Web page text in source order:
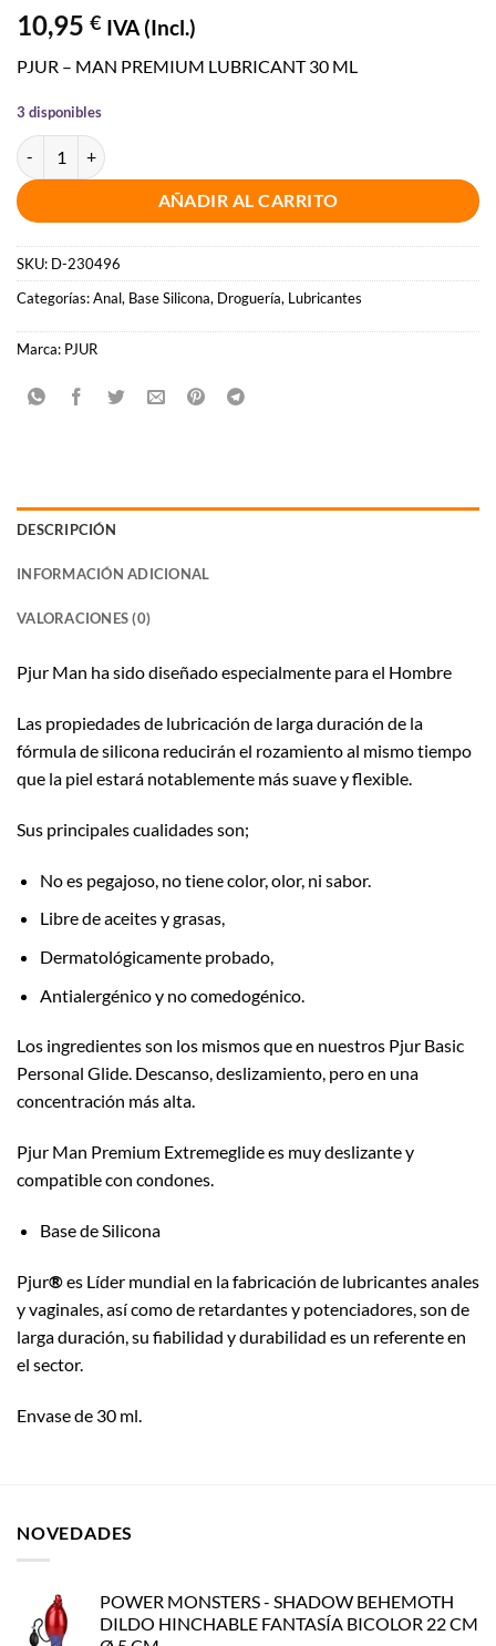
10,95 € IVA (Incl.)
PJUR – MAN PREMIUM LUBRICANT 30 ML
3 disponibles
PJUR - MAN PREMIUM LUBRICANTE 30 ML cantidad
AÑADIR AL CARRITO
SKU: D-230496
Categorías:Anal, Base Silicona, Droguería, Lubricantes
Marca: PJUR
DESCRIPCIÓN
INFORMACIÓN ADICIONAL
VALORACIONES (0)
Pjur Man ha sido diseñado especialmente para el Hombre
Las propiedades de lubricación de larga duración de la
fórmula de silicona reducirán el rozamiento al mismo tiempo
que la piel estará notablemente más suave y flexible.
Sus principales cualidades son;
No es pegajoso, no tiene color, olor, ni sabor.
Libre de aceites y grasas,
Dermatológicamente probado,
Antialergénico y no comedogénico.
Los ingredientes son los mismos que en nuestros Pjur Basic
Personal Glide. Descanso, deslizamiento, pero en una
concentración más alta.
Pjur Man Premium Extremeglide es muy deslizante y
compatible con condones.
Base de Silicona
Pjur®es Líder mundial en la fabricación de lubricantes anales
y vaginales, así como de retardantes y potenciadores, son de
larga duración, su fiabilidad y durabilidad es un referente en
el sector.
Envase de 30 ml.
NOVEDADES
POWER MONSTERS - SHADOW BEHEMOTH
DILDO HINCHABLE FANTASÍA BICOLOR 22 CM